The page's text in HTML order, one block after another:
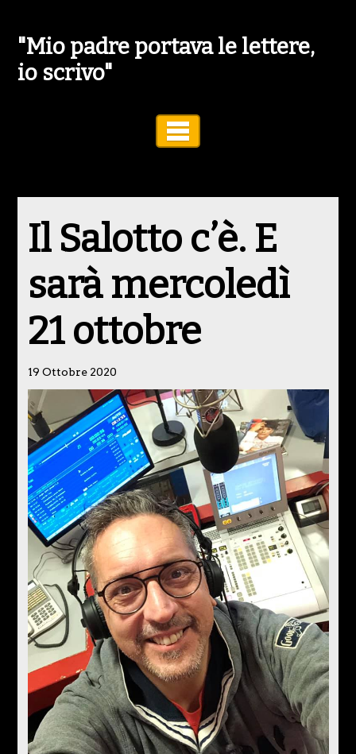
"Mio padre portava le lettere,
io scrivo"
Il Salotto c’è. E
sarà mercoledì
21 ottobre
19 Ottobre 2020